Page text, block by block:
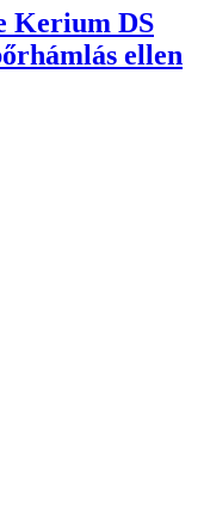
Kerium DS
ellen